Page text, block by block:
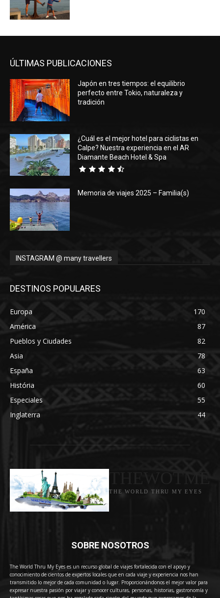
ÚLTIMAS PUBLICACIONES
Japón en tres tiempos: el equilibrio
perfecto entre Tokio, naturaleza y
tradición
¿Cuál es el mejor hotel para ciclistas en
Calpe? Nuestra experiencia en el AR
Diamante Beach Hotel & Spa
Memoria de viajes 2025 – Familia(s)
INSTAGRAM @ many travellers
DESTINOS POPULARES
Europa
170
América
87
Pueblos y Ciudades
82
Asia
78
España
63
História
60
Especiales
55
Inglaterra
44
THE WORLD THRU MY EYES
SOBRE NOSOTROS
The World Thru My Eyes es un recurso global de viajes fortalecida con el apoyo y
conocimiento de cientos de expertos locales que en cada viaje y experiencia nos han
transmitido lo mejor de cada comunidad o lugar. Proporcionándonos el mejor valor para
expresar nuestra pasión por viajar y conocer culturas, personas, historias, gastronomía y